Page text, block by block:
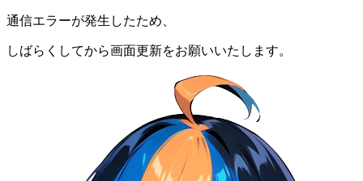
通信エラーが発生したため、
しばらくしてから画面更新をお願いいたします。